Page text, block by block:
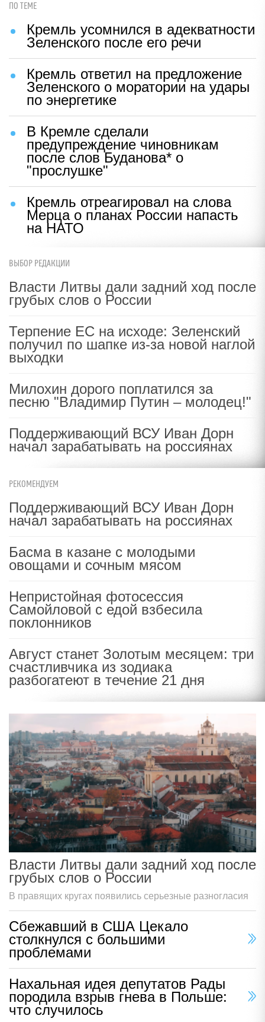
ПО ТЕМЕ
Кремль усомнился в адекватности
Зеленского после его речи
Кремль ответил на предложение
Зеленского о моратории на удары
по энергетике
В Кремле сделали
предупреждение чиновникам
после слов Буданова* о
"прослушке"
Кремль отреагировал на слова
Мерца о планах России напасть
на НАТО
ВЫБОР РЕДАКЦИИ
Власти Литвы дали задний ход после
грубых слов о России
Терпение ЕС на исходе: Зеленский
получил по шапке из-за новой наглой
выходки
Милохин дорого поплатился за
песню "Владимир Путин – молодец!"
Поддерживающий ВСУ Иван Дорн
начал зарабатывать на россиянах
РЕКОМЕНДУЕМ
Поддерживающий ВСУ Иван Дорн
начал зарабатывать на россиянах
Басма в казане с молодыми
овощами и сочным мясом
Непристойная фотосессия
Самойловой с едой взбесила
поклонников
Август станет Золотым месяцем: три
счастливчика из зодиака
разбогатеют в течение 21 дня
Власти Литвы дали задний ход после
грубых слов о России
В правящих кругах появились серьезные разногласия
Сбежавший в США Цекало
столкнулся с большими
проблемами
Нахальная идея депутатов Рады
породила взрыв гнева в Польше:
что случилось